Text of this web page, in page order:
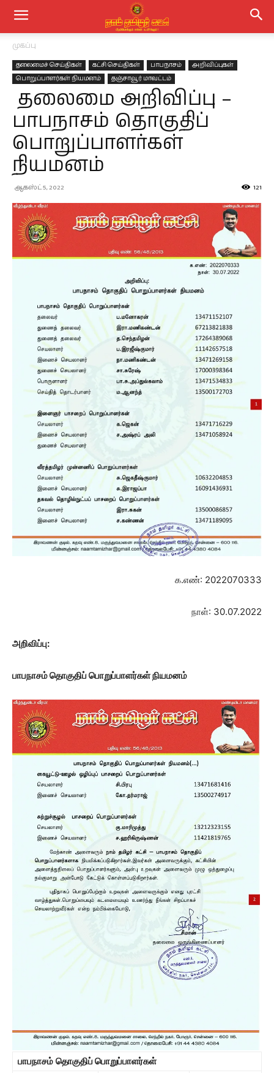
முகப்பு
தலைமைச் செய்திகள் கட்சி செய்திகள் பாபநாசம்
அறிவிப்புகள்
பொறுப்பாளர்கள் நியமனம்
தஞ்சாவூர் மாவட்டம்
தலைமை அறிவிப்பு –
பாபநாசம் தொகுதிப்
பொறுப்பாளர்கள்
நியமனம்
ஆகஸ்ட் 5, 2022 121
க.எண்: 2022070333
நாள்: 30.07.2022
அறிவிப்பு:
பாபநாசம் தொகுதிப் பொறுப்பாளர்கள் நியமனம்
பாபநாசம் தொகுதிப் பொறுப்பாளர்கள்